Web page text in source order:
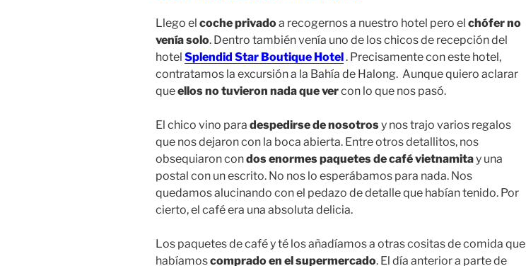
Llego el coche privadoa recogernos a nuestro hotel pero el chófer no
venía solo. Dentro también venía uno de los chicos de recepción del
hotel Splendid Star Boutique Hotel. Precisamente con este hotel,
contratamos la excursión a la Bahía de Halong. Aunque quiero aclarar
queellos no tuvieron nada que vercon lo que nos pasó.
El chico vino para despedirse de nosotrosy nos trajo varios regalos
que nos dejaron con la boca abierta. Entre otros detallitos, nos
obsequiaron condos enormes paquetes de café vietnamitay una
postal con un escrito. No nos lo esperábamos para nada. Nos
quedamos alucinando con el pedazo de detalle que habían tenido. Por
cierto, el café era una absoluta delicia.
Los paquetes de café y té los añadíamos a otras cositas de comida que
habíamoscomprado en el supermercado. El día anterior a parte de